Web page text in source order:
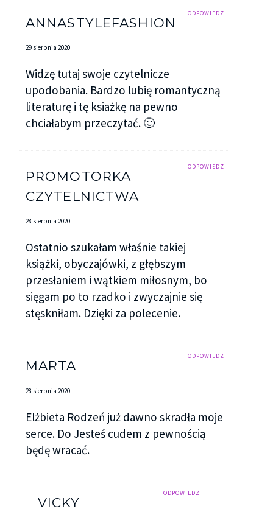
ODPOWIEDZ
ANNASTYLEFASHION
29 sierpnia 2020
Widzę tutaj swoje czytelnicze
upodobania. Bardzo lubię romantyczną
literaturę i tę ksiażkę na pewno
chciałabym przeczytać. 🙂
ODPOWIEDZ
PROMOTORKA
CZYTELNICTWA
28 sierpnia 2020
Ostatnio szukałam właśnie takiej
książki, obyczajówki, z głębszym
przesłaniem i wątkiem miłosnym, bo
sięgam po to rzadko i zwyczajnie się
stęskniłam. Dzięki za polecenie.
ODPOWIEDZ
MARTA
28 sierpnia 2020
Elżbieta Rodzeń już dawno skradła moje
serce. Do Jesteś cudem z pewnością
będę wracać.
ODPOWIEDZ
VICKY